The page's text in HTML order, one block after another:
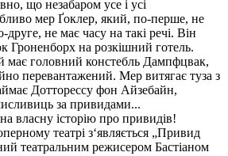
що незабаром усе і усі
мер Ґоклер, який, по-перше, не
друге, не має часу на такі речі. Він
Гроненборх на розкішний готель.
має головний констебль Дампфцвак,
перевантажений. Мер витягає туза з
Дотторессу фон Айзебайн,
за привидами...
власну історію про привидів!
театрі з‘являється „Привид
театральним режисером Бастіаном